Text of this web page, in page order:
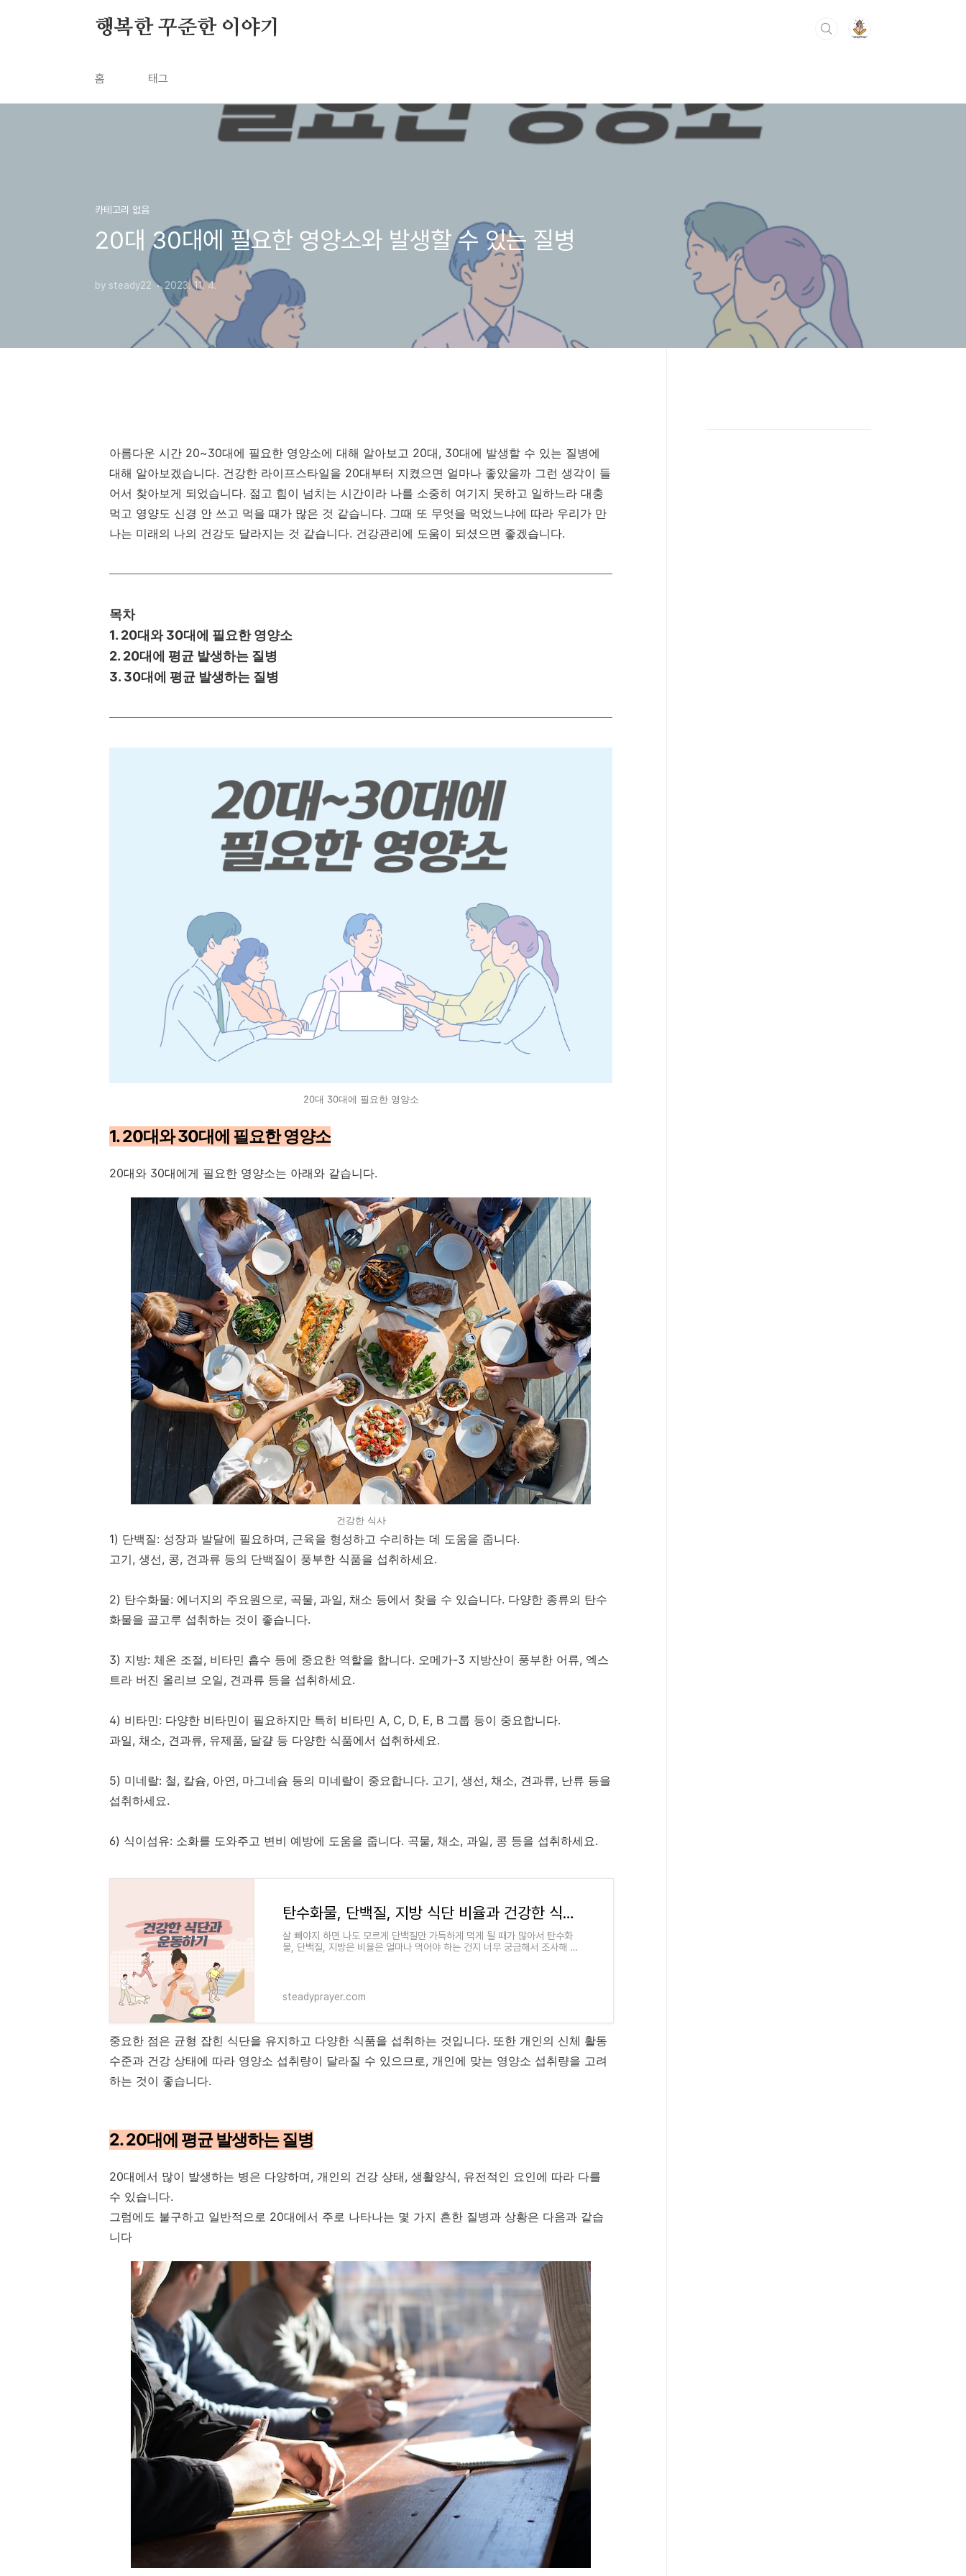
행복한 꾸준한 이야기
홈 태그
카테고리 없음
20대 30대에 필요한 영양소와 발생할 수 있는 질병
by steady22 2023. 11. 4.
아름다운 시간 20~30대에 필요한 영양소에 대해 알아보고 20대, 30대에 발생할 수 있는 질병에
대해 알아보겠습니다. 건강한 라이프스타일을 20대부터 지켰으면 얼마나 좋았을까 그런 생각이 들
어서 찾아보게 되었습니다. 젊고 힘이 넘치는 시간이라 나를 소중히 여기지 못하고 일하느라 대충
먹고 영양도 신경 안 쓰고 먹을 때가 많은 것 같습니다. 그때 또 무엇을 먹었느냐에 따라 우리가 만
나는 미래의 나의 건강도 달라지는 것 같습니다. 건강관리에 도움이 되셨으면 좋겠습니다.
목차
1. 20대와 30대에 필요한 영양소
2. 20대에 평균 발생하는 질병
3. 30대에 평균 발생하는 질병
20대 30대에 필요한 영양소
1. 20대와 30대에 필요한 영양소
20대와 30대에게 필요한 영양소는 아래와 같습니다.
건강한 식사
1) 단백질: 성장과 발달에 필요하며, 근육을 형성하고 수리하는 데 도움을 줍니다.
고기, 생선, 콩, 견과류 등의 단백질이 풍부한 식품을 섭취하세요.
2) 탄수화물: 에너지의 주요원으로, 곡물, 과일, 채소 등에서 찾을 수 있습니다. 다양한 종류의 탄수
화물을 골고루 섭취하는 것이 좋습니다.
3) 지방: 체온 조절, 비타민 흡수 등에 중요한 역할을 합니다. 오메가-3 지방산이 풍부한 어류, 엑스
트라 버진 올리브 오일, 견과류 등을 섭취하세요.
4) 비타민: 다양한 비타민이 필요하지만 특히 비타민 A, C, D, E, B 그룹 등이 중요합니다.
과일, 채소, 견과류, 유제품, 달걀 등 다양한 식품에서 섭취하세요.
5) 미네랄: 철, 칼슘, 아연, 마그네슘 등의 미네랄이 중요합니다. 고기, 생선, 채소, 견과류, 난류 등을
섭취하세요.
6) 식이섬유: 소화를 도와주고 변비 예방에 도움을 줍니다. 곡물, 채소, 과일, 콩 등을 섭취하세요.
탄수화물, 단백질, 지방 식단 비율과 건강한 식단 그리고 지방 태우는 운동종류
살 빼야지 하면 나도 모르게 단백질만 가득하게 먹게 될 때가 많아서 탄수화
물, 단백질, 지방은 비율은 얼마나 먹어야 하는 건지 너무 궁금해서 조사해 보
steadyprayer.com
중요한 점은 균형 잡힌 식단을 유지하고 다양한 식품을 섭취하는 것입니다. 또한 개인의 신체 활동
수준과 건강 상태에 따라 영양소 섭취량이 달라질 수 있으므로, 개인에 맞는 영양소 섭취량을 고려
하는 것이 좋습니다.
2. 20대에 평균 발생하는 질병
20대에서 많이 발생하는 병은 다양하며, 개인의 건강 상태, 생활양식, 유전적인 요인에 따라 다를
수 있습니다.
그럼에도 불구하고 일반적으로 20대에서 주로 나타나는 몇 가지 흔한 질병과 상황은 다음과 같습
니다